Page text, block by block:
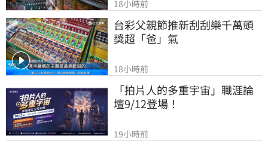
18小時前
台彩父親節推新刮刮樂千萬頭
獎超「爸」氣
18小時前
「拍片人的多重宇宙」職涯論
壇9/12登場！
19小時前